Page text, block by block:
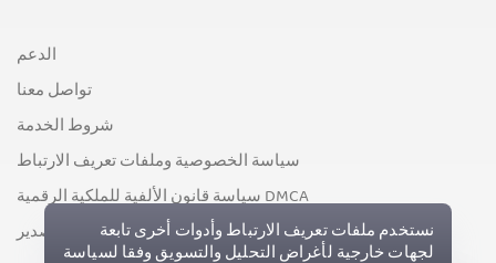
الدعم
تواصل معنا
شروط الخدمة
سياسة الخصوصية وملفات تعريف الارتباط
سياسة قانون الألفية للملكية الرقمية DMCA
سياسة مراقبة التصدير